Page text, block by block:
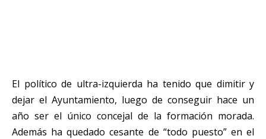
El político de ultra-izquierda ha tenido que dimitir y
dejar el Ayuntamiento, luego de conseguir hace un
año ser el único concejal de la formación morada.
Además ha quedado cesante de “todo puesto” en el